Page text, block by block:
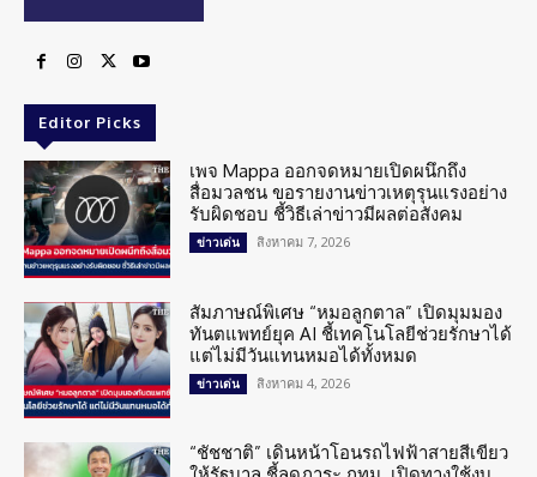
Editor Picks
เพจ Mappa ออกจดหมายเปิดผนึกถึง
สื่อมวลชน ขอรายงานข่าวเหตุรุนแรงอย่าง
รับผิดชอบ ชี้วิธีเล่าข่าวมีผลต่อสังคม
ข่าวเด่น สิงหาคม 7, 2026
สัมภาษณ์พิเศษ “หมอลูกตาล” เปิดมุมมอง
ทันตแพทย์ยุค AI ชี้เทคโนโลยีช่วยรักษาได้
แต่ไม่มีวันแทนหมอได้ทั้งหมด
ข่าวเด่น สิงหาคม 4, 2026
“ชัชชาติ” เดินหน้าโอนรถไฟฟ้าสายสีเขียว